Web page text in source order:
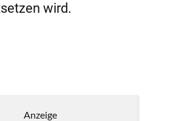
wird.
Anzeige